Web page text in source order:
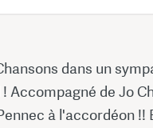
dans un
Accompagné de Jo
à l'accordéon !!